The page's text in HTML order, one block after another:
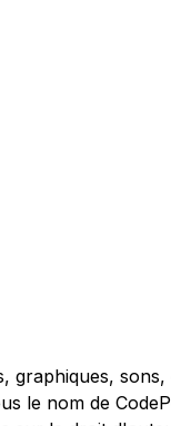
sons,
le nom de